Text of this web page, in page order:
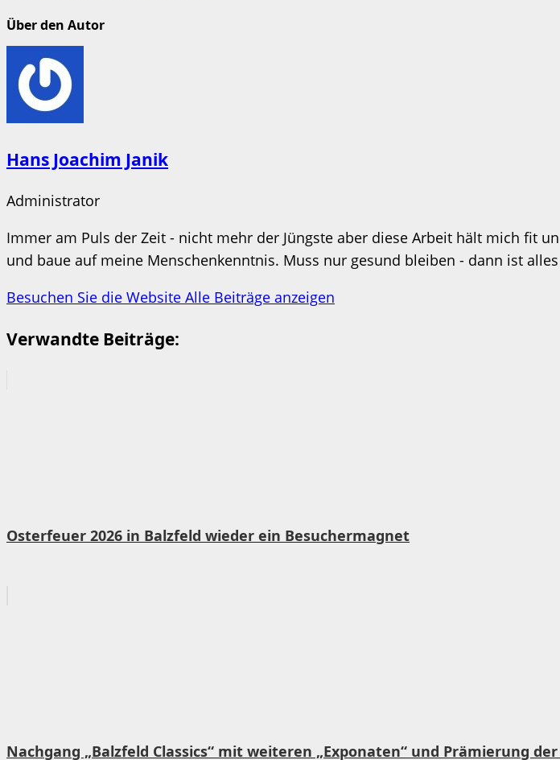
Über den Autor
Hans Joachim Janik
Administrator
Immer am Puls der Zeit - nicht mehr der Jüngste aber diese Arbeit hält mich fit
und baue auf meine Menschenkenntnis. Muss nur gesund bleiben - dann ist
Besuchen Sie die Website Alle Beiträge anzeigen
Verwandte Beiträge:
Osterfeuer 2026 in Balzfeld wieder ein Besuchermagnet
Nachgang „Balzfeld Classics“ mit weiteren „Exponaten“ und Prämierung